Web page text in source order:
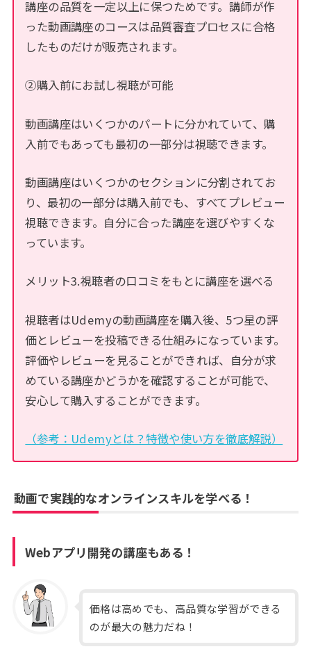
講座の品質を一定以上に保つためです。講師が作
った動画講座のコースは品質審査プロセスに合格
したものだけが販売されます。
②購入前にお試し視聴が可能
動画講座はいくつかのパートに分かれていて、購
入前でもあっても最初の一部分は視聴できます。
動画講座はいくつかのセクションに分割されてお
り、最初の一部分は購入前でも、すべてプレビュー
視聴できます。自分に合った講座を選びやすくな
っています。
メリット3.視聴者の口コミをもとに講座を選べる
視聴者はUdemyの動画講座を購入後、5つ星の評
価とレビューを投稿できる仕組みになっています。
評価やレビューを見ることができれば、自分が求
めている講座かどうかを確認することが可能で、
安心して購入することができます。
（参考：Udemyとは？特徴や使い方を徹底解説）
動画で実践的なオンラインスキルを学べる！
Webアプリ開発の講座もある！
価格は高めでも、高品質な学習ができる
のが最大の魅力だね！